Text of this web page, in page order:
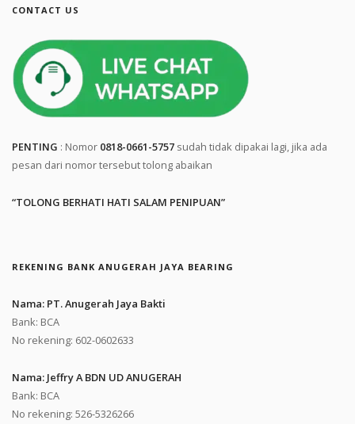
CONTACT US
PENTING : Nomor 0818-0661-5757 sudah tidak dipakai lagi, jika ada
pesan dari nomor tersebut tolong abaikan
“TOLONG BERHATI HATI SALAM PENIPUAN”
REKENING BANK ANUGERAH JAYA BEARING
Nama: PT. Anugerah Jaya Bakti
Bank: BCA
No rekening: 602-0602633
Nama: Jeffry A BDN UD ANUGERAH
Bank: BCA
No rekening: 526-5326266